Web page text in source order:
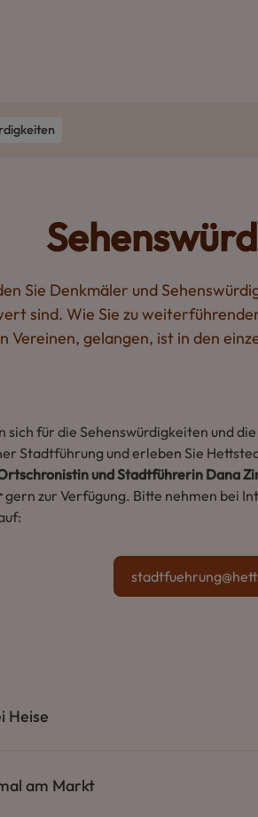
Sie Denkmäler und
sind. Wie Sie zu
Vereinen, gelangen, ist in den
sich für die Sehenswürdigkeiten und
Stadtführung und erleben Sie
und Stadtführerin Dana
gern zur Verfügung. Bitte nehmen bei
Heise
am Markt